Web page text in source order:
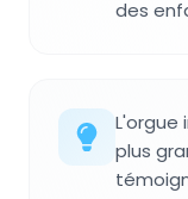
des
L'orgue
plus